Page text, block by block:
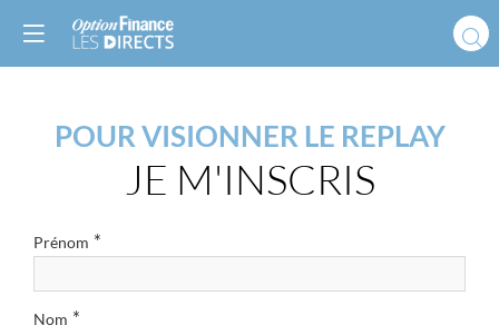
POUR VISIONNER LE REPLAY
JE M'INSCRIS
Prénom *
Nom *